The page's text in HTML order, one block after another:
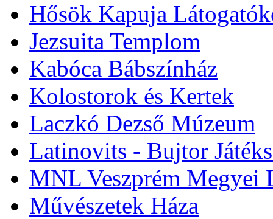
Hősök Kapuja
Jezsuita Templom
Kabóca Bábszínház
Kolostorok és Kertek
Laczkó Dezső Múzeum
Latinovits - Bujtor
MNL Veszprém Megyei
Művészetek Háza